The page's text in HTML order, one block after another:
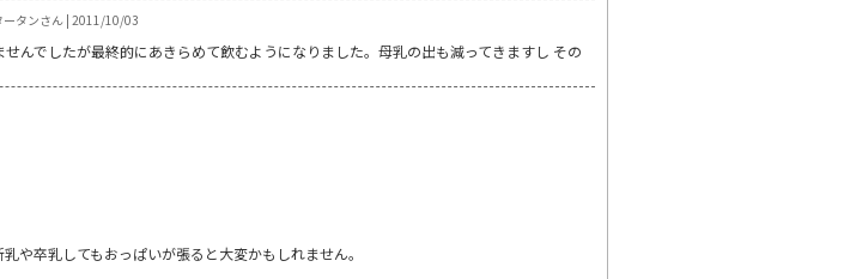
ータンさん | 2011/10/03
んでしたが最終的にあきらめて飲むようになりました。母乳の出も減ってきますし その
や卒乳してもおっぱいが張ると大変かもしれません。